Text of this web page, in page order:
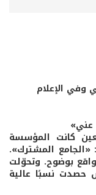
وفي الإعلام
عني»
كانت المؤسسة
«الجامع المشترك».
بوضوح. وتحوّلت
حصدت نسبًا عالية